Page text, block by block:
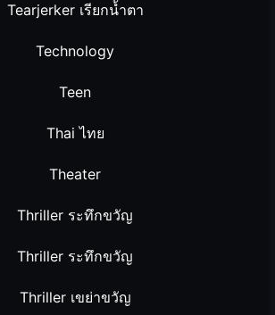
Tearjerker เรียกน้ำตา
Technology
Teen
Thai ไทย
Theater
Thriller ระทึกขวัญ
Thriller ระทึกขวัญ
Thriller เขย่าขวัญ